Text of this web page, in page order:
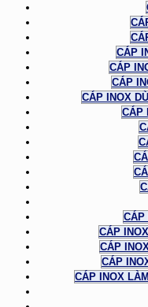
CÁP
CÁP
CÁP
CÁP INOX
CÁP
CÁP
CÁP
CÁP
CÁP
CÁP INOX